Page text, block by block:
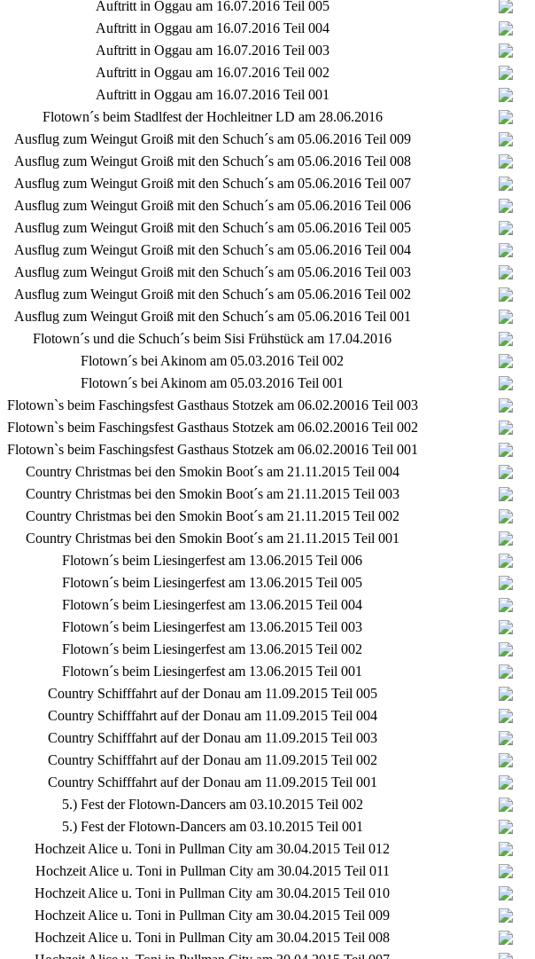
Auftritt in Oggau am 16.07.2016 Teil 005
Auftritt in Oggau am 16.07.2016 Teil 004
Auftritt in Oggau am 16.07.2016 Teil 003
Auftritt in Oggau am 16.07.2016 Teil 002
Auftritt in Oggau am 16.07.2016 Teil 001
Flotown´s beim Stadlfest der Hochleitner LD am 28.06.2016
Ausflug zum Weingut Groiß mit den Schuch´s am 05.06.2016 Teil 009
Ausflug zum Weingut Groiß mit den Schuch´s am 05.06.2016 Teil 008
Ausflug zum Weingut Groiß mit den Schuch´s am 05.06.2016 Teil 007
Ausflug zum Weingut Groiß mit den Schuch´s am 05.06.2016 Teil 006
Ausflug zum Weingut Groiß mit den Schuch´s am 05.06.2016 Teil 005
Ausflug zum Weingut Groiß mit den Schuch´s am 05.06.2016 Teil 004
Ausflug zum Weingut Groiß mit den Schuch´s am 05.06.2016 Teil 003
Ausflug zum Weingut Groiß mit den Schuch´s am 05.06.2016 Teil 002
Ausflug zum Weingut Groiß mit den Schuch´s am 05.06.2016 Teil 001
Flotown´s und die Schuch´s beim Sisi Frühstück am 17.04.2016
Flotown´s bei Akinom am 05.03.2016 Teil 002
Flotown´s bei Akinom am 05.03.2016 Teil 001
Flotown`s beim Faschingsfest Gasthaus Stotzek am 06.02.20016 Teil 003
Flotown`s beim Faschingsfest Gasthaus Stotzek am 06.02.20016 Teil 002
Flotown`s beim Faschingsfest Gasthaus Stotzek am 06.02.20016 Teil 001
Country Christmas bei den Smokin Boot´s am 21.11.2015 Teil 004
Country Christmas bei den Smokin Boot´s am 21.11.2015 Teil 003
Country Christmas bei den Smokin Boot´s am 21.11.2015 Teil 002
Country Christmas bei den Smokin Boot´s am 21.11.2015 Teil 001
Flotown´s beim Liesingerfest am 13.06.2015 Teil 006
Flotown´s beim Liesingerfest am 13.06.2015 Teil 005
Flotown´s beim Liesingerfest am 13.06.2015 Teil 004
Flotown´s beim Liesingerfest am 13.06.2015 Teil 003
Flotown´s beim Liesingerfest am 13.06.2015 Teil 002
Flotown´s beim Liesingerfest am 13.06.2015 Teil 001
Country Schifffahrt auf der Donau am 11.09.2015 Teil 005
Country Schifffahrt auf der Donau am 11.09.2015 Teil 004
Country Schifffahrt auf der Donau am 11.09.2015 Teil 003
Country Schifffahrt auf der Donau am 11.09.2015 Teil 002
Country Schifffahrt auf der Donau am 11.09.2015 Teil 001
5.) Fest der Flotown-Dancers am 03.10.2015 Teil 002
5.) Fest der Flotown-Dancers am 03.10.2015 Teil 001
Hochzeit Alice u. Toni in Pullman City am 30.04.2015 Teil 012
Hochzeit Alice u. Toni in Pullman City am 30.04.2015 Teil 011
Hochzeit Alice u. Toni in Pullman City am 30.04.2015 Teil 010
Hochzeit Alice u. Toni in Pullman City am 30.04.2015 Teil 009
Hochzeit Alice u. Toni in Pullman City am 30.04.2015 Teil 008